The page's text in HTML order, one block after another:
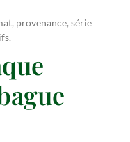
provenance, série